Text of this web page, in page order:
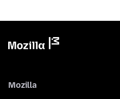
Mozilla